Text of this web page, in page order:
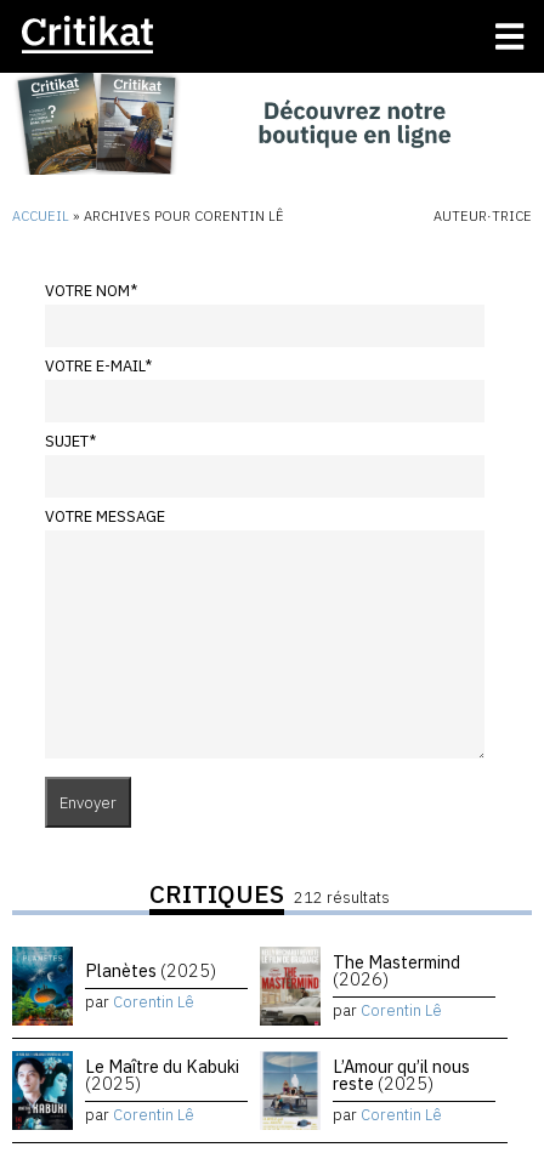
ACCUEIL » ARCHIVES POUR CORENTIN LÊ AUTEUR·TRICE
VOTRE NOM*
VOTRE E-MAIL*
SUJET*
VOTRE MESSAGE
CRITIQUES 212 résultats
Planètes (2025)
par Corentin Lê
The Mastermind
(2026)
par Corentin Lê
Le Maître du Kabuki
(2025)
par Corentin Lê
L’Amour qu’il nous
reste (2025)
par Corentin Lê